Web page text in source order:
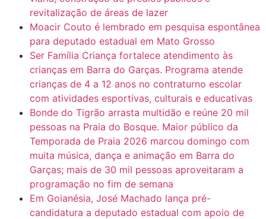
revitalização de áreas de lazer
Moacir Couto é lembrado em pesquisa espontânea
para deputado estadual em Mato Grosso
Ser Família Criança fortalece atendimento às
crianças em Barra do Garças. Programa atende
crianças de 4 a 12 anos no contraturno escolar
com atividades esportivas, culturais e educativas
Bonde do Tigrão arrasta multidão e reúne 20 mil
pessoas na Praia do Bosque. Maior público da
Temporada de Praia 2026 marcou domingo com
muita música, dança e animação em Barra do
Garças; mais de 30 mil pessoas aproveitaram a
programação no fim de semana
Em Goianésia, José Machado lança pré-
candidatura a deputado estadual com apoio de